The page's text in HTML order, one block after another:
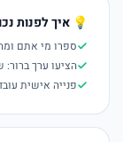
💡 איך לפנות
ספרו מי אתם
הציעו ערך
פנייה אישית